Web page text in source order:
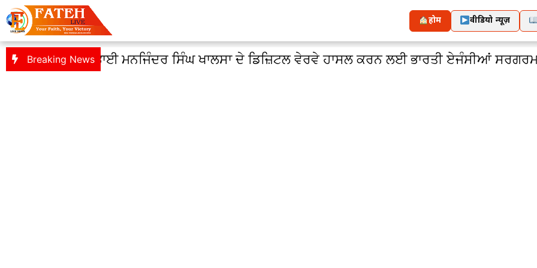
होम वीडियो न्यूज़
Breaking News
: ਕੈਨੇਡੀਅਨ ਸਿੱਖ ਭਾਈ ਮਨਜਿੰਦਰ ਸਿੰਘ ਖਾਲਸਾ ਦੇ ਡਿਜ਼ਿਟਲ ਵੇਰਵੇ ਹਾਸਲ ਕਰਨ ਲਈ ਭਾਰਤੀ ਏਜੰਸੀਆਂ